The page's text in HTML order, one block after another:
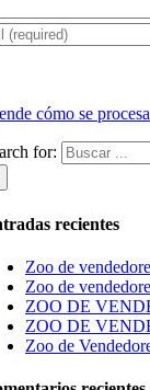
cómo se
for:
recientes
Zoo de
Zoo de
ZOO DE
ZOO DE
Zoo de